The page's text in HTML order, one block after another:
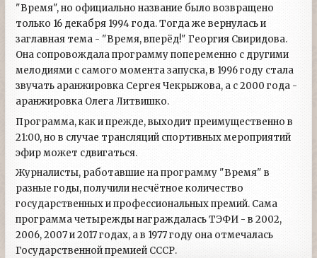
"Время", но официально название было возвращено
только 16 декабря 1994 года. Тогда же вернулась и
заглавная тема - "Время, вперёд!" Георгия Свиридова.
Она сопровождала программу попеременно с другими
мелодиями с самого момента запуска, в 1996 году стала
звучать аранжировка Сергея Чекрыжова, а с 2000 года -
аранжировка Олега Литвишко.
Программа, как и прежде, выходит преимущественно в
21:00, но в случае трансляций спортивных мероприятий
эфир может сдвигаться.
Журналисты, работавшие на программу "Время" в
разные годы, получили несчётное количество
государственных и профессиональных премий. Сама
программа четырежды награждалась ТЭФИ - в 2002,
2006, 2007 и 2017 годах, а в 1977 году она отмечалась
Государственной премией СССР.